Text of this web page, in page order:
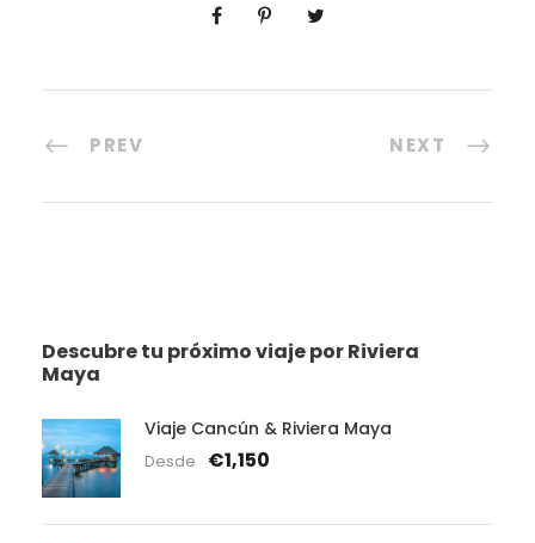
PREV NEXT
Descubre tu próximo viaje por Riviera
Maya
Viaje Cancún & Riviera Maya
Desde €1,150